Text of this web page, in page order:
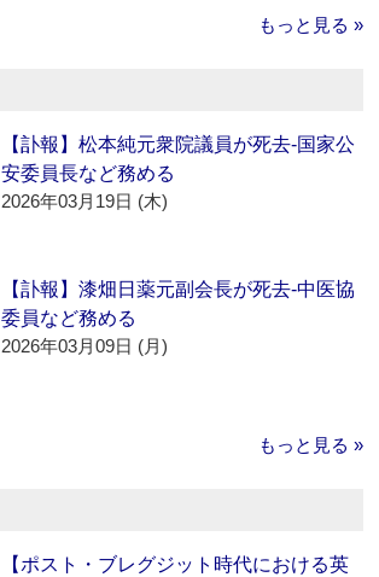
もっと見る »
【訃報】松本純元衆院議員が死去‐国家公
安委員長など務める
2026年03月19日 (木)
【訃報】漆畑日薬元副会長が死去‐中医協
委員など務める
2026年03月09日 (月)
もっと見る »
【ポスト・ブレグジット時代における英